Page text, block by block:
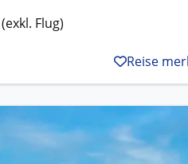
Flug)
Reise